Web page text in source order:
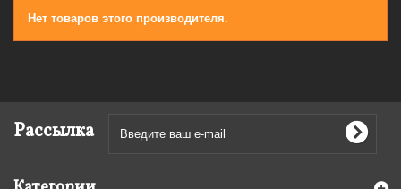
Нет товаров этого производителя.
Рассылка